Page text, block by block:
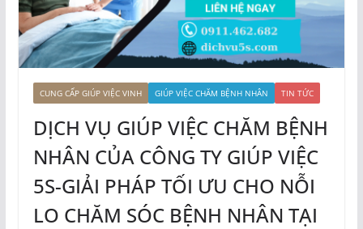
CUNG CẤP GIÚP VIỆC VINH GIÚP VIỆC CHĂM BỆNH NHÂN TIN TỨC
DỊCH VỤ GIÚP VIỆC CHĂM BỆNH
NHÂN CỦA CÔNG TY GIÚP VIỆC
5S-GIẢI PHÁP TỐI ƯU CHO NỖI
LO CHĂM SÓC BỆNH NHÂN TẠI